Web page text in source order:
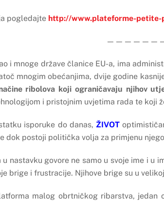
pogledajte http://www.plateforme-petite-
i mnoge države članice EU-a, ima
mnogim obećanjima, dvije godine
ribolova koji ograničavaju njihov
i pristojnim uvjetima rada te koji
isporuke do danas, ŽIVOT
dok postoji politička volja za primjenu
nastavku govore ne samo u svoje ime i u
brige i frustracije. Njihove brige su u
malog obrtničkog ribarstva, jedan